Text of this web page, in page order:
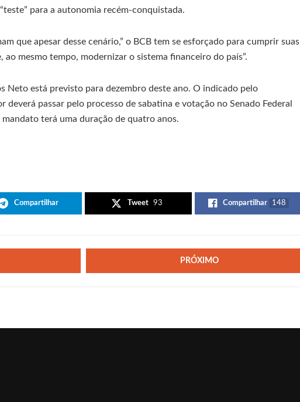
para a autonomia recém-conquistada.
que apesar desse cenário,” o BCB tem se esforçado para cumprir suas
ao mesmo tempo, modernizar o sistema financeiro do país”.
Neto está previsto para dezembro deste ano. O indicado pelo
deverá passar pelo processo de sabatina e votação no Senado Federal
terá uma duração de quatro anos.
Compartilhar Tweet 93 Compartilhar 148
PRÓXIMO